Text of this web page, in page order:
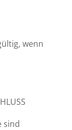
wenn
sind